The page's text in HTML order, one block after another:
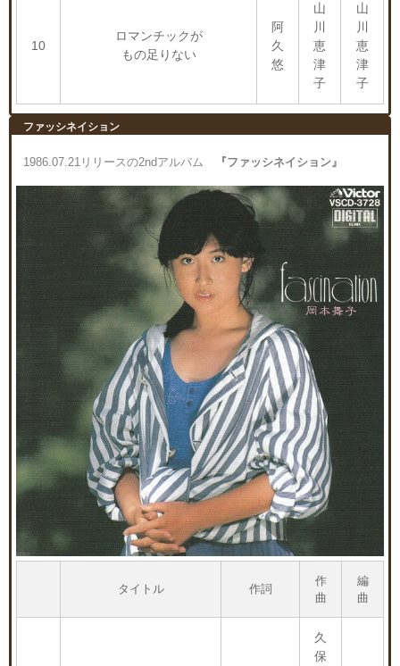
10
ロマンチックが
もの足りない
阿
久
悠
山
川
恵
津
子
山
川
恵
津
子
ファッシネイション
1986.07.21リリースの2ndアルバム 『ファッシネイション』
タイトル 作詞
作
曲
編
曲
久
保